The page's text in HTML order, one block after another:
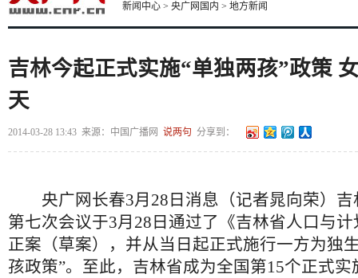
新闻中心 > 央广网国内 > 地方新闻
吉林今起正式实施“单独两孩”政策
天
2014-03-28 13:43 来源：中国广播网 说两句 分享到：
央广网长春3月28日消息（记者晁向荣）吉
第七次会议于3月28日通过了《吉林省人口与
正案（草案），并从当日起正式施行一方为独
孩政策”。至此，吉林省成为全国第15个正式实